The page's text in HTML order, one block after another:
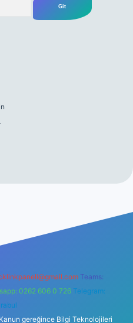
Teams:
0262 606 0 726 Telegram:
gereğince Bilgi Teknolojileri